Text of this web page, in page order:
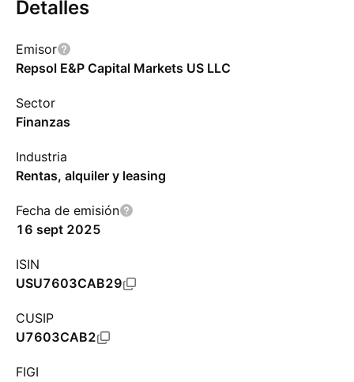
Detalles
Emisor
Repsol E&P Capital Markets US LLC
Sector
Finanzas
Industria
Rentas, alquiler y leasing
Fecha de emisión
16 sept 2025
ISIN
USU7603CAB29
CUSIP
U7603CAB2
FIGI